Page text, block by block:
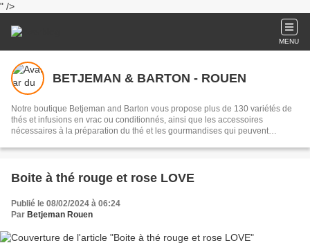
" />
MENU
BETJEMAN & BARTON - ROUEN
Notre boutique Betjeman and Barton vous propose plus de 130 variétés de
thés et infusions en vrac ou conditionnés, ainsi que les accessoires
nécessaires à la préparation du thé et les gourmandises qui peuvent
71 05 - Mail : betjeman.rouen@gmail.com
Boite à thé rouge et rose LOVE
Publié le 08/02/2024 à 06:24
Par Betjeman Rouen